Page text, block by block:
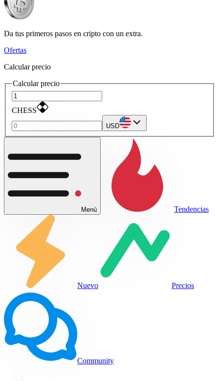
Da tus primeros pasos en cripto con un extra.
Ofertas
Calcular precio
Calcular precio
CHESS
USD
Menú Tendencias
Nuevo Precios
Community